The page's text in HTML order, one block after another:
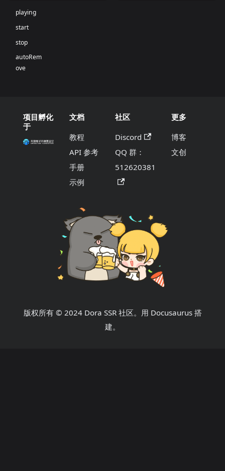
playing
start
stop
autoRem
ove
项目孵化
于
文档
教程
API 参考
手册
示例
社区
Discord
QQ 群：
512620381
更多
博客
文创
版权所有 © 2024 Dora SSR 社区。用 Docusaurus 搭
建。